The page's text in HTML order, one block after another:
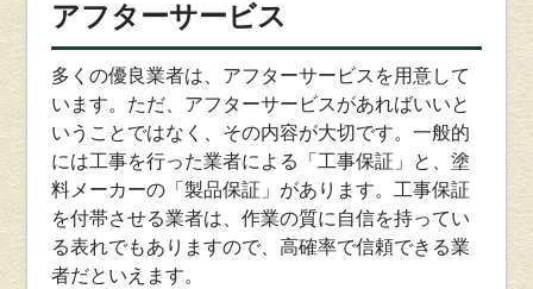
アフターサービス
多くの優良業者は、アフターサービスを用意して
います。ただ、アフターサービスがあればいいと
いうことではなく、その内容が大切です。一般的
には工事を行った業者による「工事保証」と、塗
料メーカーの「製品保証」があります。工事保証
を付帯させる業者は、作業の質に自信を持ってい
る表れでもありますので、高確率で信頼できる業
者だといえます。